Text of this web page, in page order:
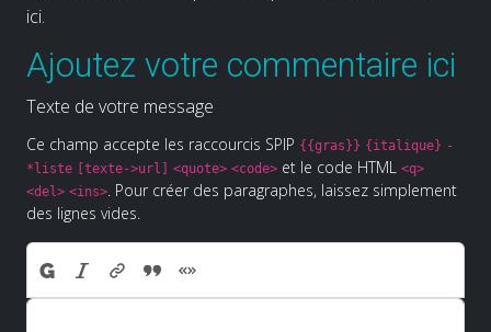
ici.
Ajoutez votre commentaire ici
Texte de votre message
Ce champ accepte les raccourcis SPIP {{gras}} {italique} -
*liste [texte->url] <quote> <code> et le code HTML <q>
<del> <ins>. Pour créer des paragraphes, laissez simplement
des lignes vides.